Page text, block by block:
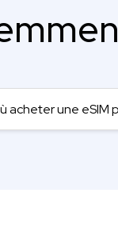
acheter une eSIM